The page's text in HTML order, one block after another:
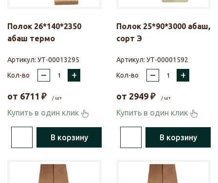
Полок 26*140*2350
абаш термо
Артикул: УТ-00013295
Кол-во
– +
от 6711 ₽ / шт
Купить в один клик
В корзину
Полок 25*90*3000 абаш,
сорт Э
Артикул: УТ-00001592
Кол-во
– +
от 2949 ₽ / шт
Купить в один клик
В корзину